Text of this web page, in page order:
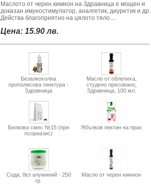
Маслото от черен кимион на Здравница е мощен и
доказан имуностимулатор, аналгетик, диуретик и др.
Действа благоприятно на цялото тяло....
Цена: 15.90 лв.
Безалкохолна
прополисова тинктура -
Здравница
Масло от облепиха,
студено пресовано,
Здравница, 100 мл.
Билкова смес №15 (при
псориазис)
Ябълков пектин на прах
Сода, без алуминий - 250
гр.
Масло от черен кимион